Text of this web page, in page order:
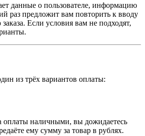
данные о пользователе, информацию
раз предложит вам повторить к вводу
Если условия вам не подходят,
из трёх вариантов оплаты:
оплаты наличными, вы дожидаетесь
ему сумму за товар в рублях.